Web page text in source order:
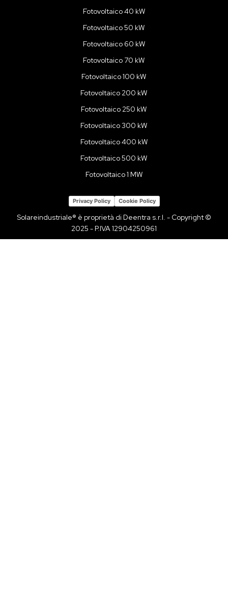
Fotovoltaico 40 kW
Fotovoltaico 50 kW
Fotovoltaico 60 kW
Fotovoltaico 70 kW
Fotovoltaico 100 kW
Fotovoltaico 200 kW
Fotovoltaico 250 kW
Fotovoltaico 300 kW
Fotovoltaico 400 kW
Fotovoltaico 500 kW
Fotovoltaico 1 MW
Privacy Policy Cookie Policy
Solareindustriale® è proprietà di Deentra s.r.l. - Copyright ©
2025 - P.IVA 12904250961